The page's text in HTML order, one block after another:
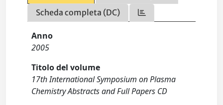
Scheda completa (DC)
Anno
2005
Titolo del volume
17th International Symposium on Plasma
Chemistry Abstracts and Full Papers CD